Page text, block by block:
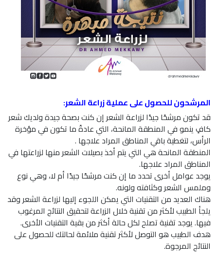
المرشحون للحصول على عملية زراعة الشعر:
قد تكون مرشحًا جيدًا لزراعة الشعر إن كنت بصحة جيدة ولديك شعر
كافٍ ينمو في المنطقة المانحة، التي عادةً ما تكون في مؤخرة
الرأس، لتغطية باقي المناطق المراد علاجها .
المنطقة المانحة هي التي يتم أخذ بصيلات الشعر منها لزراعتها في
المناطق المراد علاجها.
يوجد عوامل أخرى تحدد ما إن كنت مرشحًا جيدًا أم لا، وهي نوع
وملمس الشعر وكثافته ولونه.
هناك العديد من التقنيات التي يمكن اللجوء إليها لزراعة الشعر وقد
يلجأ الطبيب لأكثر من تقنية خلال الزراعة لتحقيق النتائج المرغوب
فيها. يوجد تقنية تصلح لكل حالة أكثر من بقية التقنيات الأخرى.
هدف الطبيب هو التوصل لأكثر تقنية ملائمة لحالتك للحصول على
النتائج المرجوة.